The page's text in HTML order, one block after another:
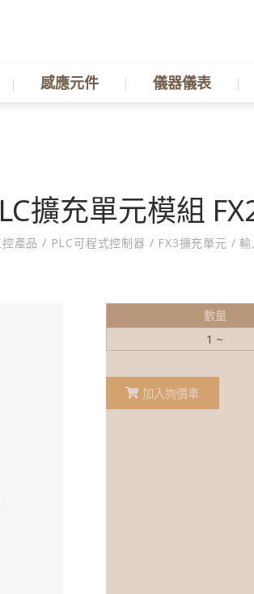
感應元件 儀器儀表
擴充單元模組
產品 / PLC可程式控制器 / FX3擴充單元 / 輸
數量
1 ~
加入詢價車